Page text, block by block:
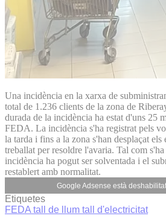
Una incidència en la xarxa de
total de 1.236 clients de la zona de
durada de la incidència ha estat d'uns 25
FEDA. La incidència s'ha registrat pels
la tarda i fins a la zona s'han desplaçat
treballat per resoldre l'avaria. Tal com
incidència ha pogut ser solventada i el
restablert amb normalitat.
Google Adsense està deshabilitat.
Etiquetes
FEDA tall de llum tall d'electricitat